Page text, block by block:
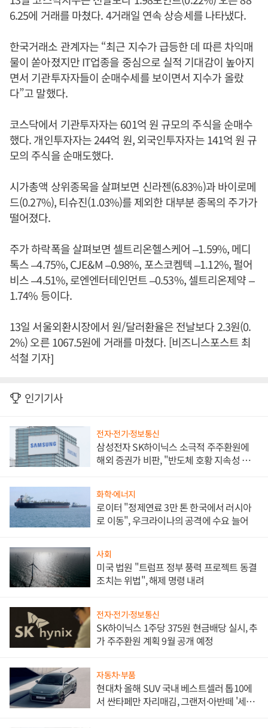
6.25에 거래를 마쳤다. 4거래일 연속 상승세를 나타냈다.
한국거래소 관계자는 “최근 지수가 급등한 데 따른 차익매
물이 쏟아졌지만 IT업종을 중심으로 실적 기대감이 높아지
면서 기관투자자들이 순매수세를 보이면서 지수가 올랐
다”고 말했다.
코스닥에서 기관투자자는 601억 원 규모의 주식을 순매수
했다. 개인투자자는 244억 원, 외국인투자자는 141억 원 규
모의 주식을 순매도했다.
시가총액 상위종목을 살펴보면 신라젠(6.83%)과 바이로메
드(0.27%), 티슈진(1.03%)를 제외한 대부분 종목의 주가가
떨어졌다.
주가 하락폭을 살펴보면 셀트리온헬스케어 –1.59%, 메디
톡스 –4.75%, CJE&M –0.98%, 포스코켐텍 –1.12%, 펄어
비스 –4.51%, 로엔엔터테인먼트 –0.53%, 셀트리온제약 –
1.74% 등이다.
13일 서울외환시장에서 원/달러환율은 전날보다 2.3원(0.
2%) 오른 1067.5원에 거래를 마쳤다. [비즈니스포스트 최
석철 기자]
인기기사
전자·전기·정보통신
삼성전자 SK하이닉스 소극적 주주환원에
해외 증권가 비판, "반도체 호황 지속성 의
화학·에너지
로이터 "정제연료 3만 톤 한국에서 러시아
로 이동", 우크라이나의 공격에 수요 늘어
사회
미국 법원 "트럼프 정부 풍력 프로젝트 동결
조치는 위법", 해제 명령 내려
전자·전기·정보통신
SK하이닉스 1주당 375원 현금배당 실시, 추
가 주주환원 계획 9월 공개 예정
자동차·부품
현대차 올해 SUV 국내 베스트셀러 톱10에
서 싼타페만 자리매김, 그랜저·아반떼 '세단